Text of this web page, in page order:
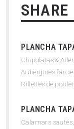
SHARE
PLANCHA
Chipolatas &
Aubergines
Rillettes de poulet
PLANCHA
Calamars